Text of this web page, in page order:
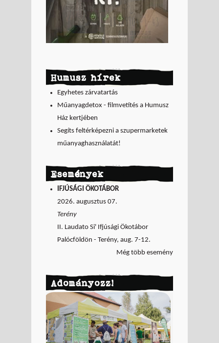
Humusz hírek
Egyhetes zárvatartás
Műanyagdetox - filmvetítés a Humusz
Ház kertjében
Segíts feltérképezni a szupermarketek
műanyaghasználatát!
Események
IFJÚSÁGI ÖKOTÁBOR
2026. augusztus 07.
Terény
II. Laudato Si' Ifjúsági Ökotábor
Palócföldön - Terény, aug. 7-12.
Még több esemény
Adományozz!